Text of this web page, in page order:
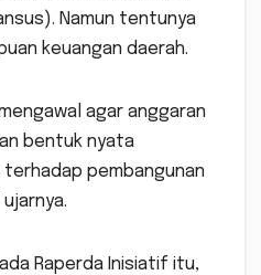
Namun tentunya
keuangan daerah.
agar anggaran
bentuk nyata
pembangunan
Raperda Inisiatif itu,